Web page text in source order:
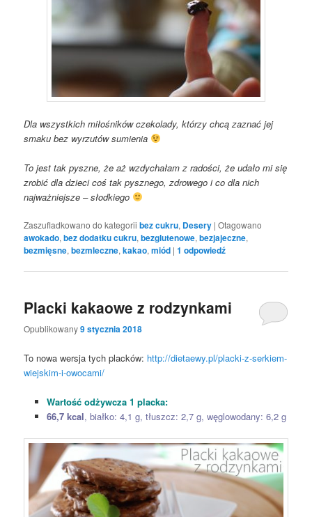
Dla wszystkich miłośników czekolady, którzy chcą zaznać jej
smaku bez wyrzutów sumienia
To jest tak pyszne, że aż wzdychałam z radości, że udało mi się
zrobić dla dzieci coś tak pysznego, zdrowego i co dla nich
najważniejsze – słodkiego
Zaszufladkowano do kategorii bez cukru, Desery |Otagowano
awokado,bez dodatku cukru,bezglutenowe,bezjajeczne,
bezmięsne,bezmleczne,kakao,miód |1 odpowiedź
Placki kakaowe z rodzynkami
Opublikowany9 stycznia 2018
To nowa wersja tych placków: http://dietaewy.pl/placki-z-serkiem-
wiejskim-i-owocami/
Wartość odżywcza 1 placka:
66,7 kcal, białko: 4,1 g, tłuszcz: 2,7 g, węglowodany: 6,2 g